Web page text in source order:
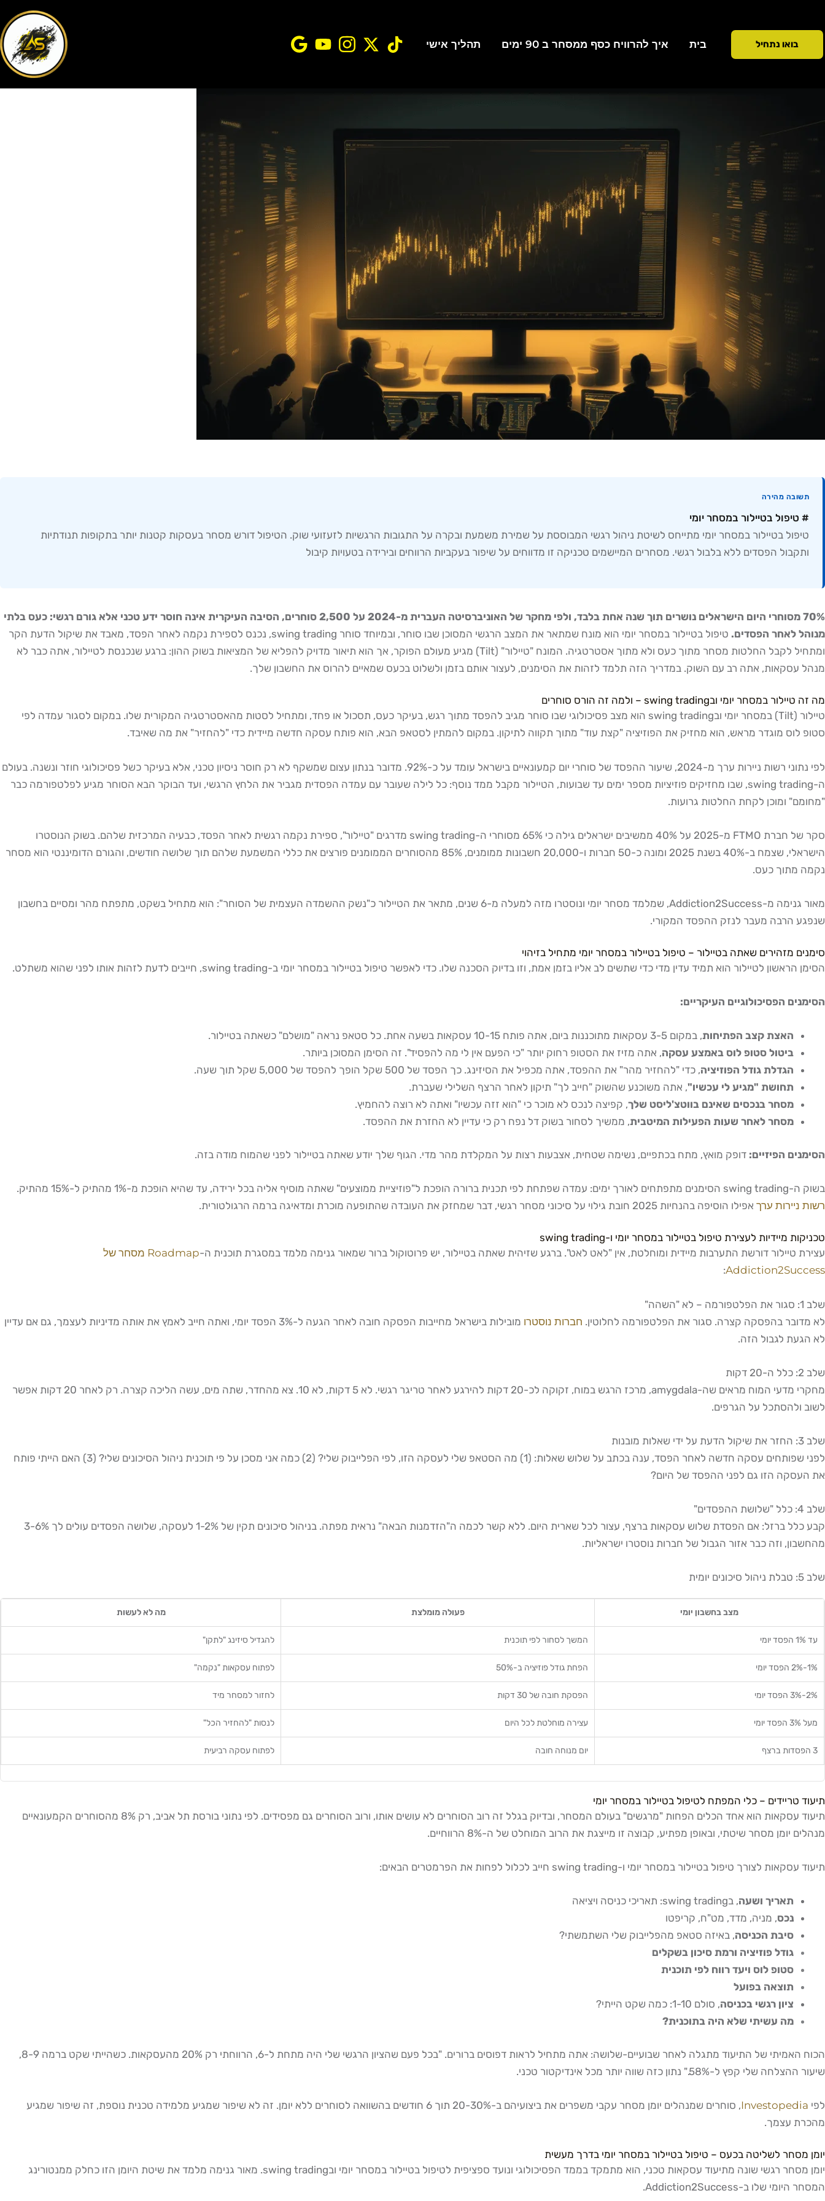
בואו נתחיל בית איך להרוויח כסף ממסחר ב 90 ימים
תהליך אישי
כתיבת תגובה /פסיכולוגיה
תשובה מהירה
# טיפול בטיילור במסחר יומי
טיפול בטיילור במסחר יומי מתייחס לשיטת ניהול רגשי המבוססת על שמירת משמעת ובקרה על התגובות הרגשיות לזעזועי שוק. הטיפול דורש מסחר בעסקות קטנות יותר בתקופות תנודתיות
ותקבול הפסדים ללא בלבול רגשי. מסחרים המיישמים טכניקה זו מדווחים על שיפור בעקביות הרווחים ובירידה בטעויות קיבול
70% מסוחרי היום הישראלים נושרים תוך שנה אחת בלבד, ולפי מחקר של האוניברסיטה העברית מ-2024 על 2,500 סוחרים, הסיבה העיקרית אינה חוסר ידע טכני אלא גורם רגשי: כעס בלתי
מנוהל לאחר הפסדים.
טיפול בטיילור במסחר יומי הוא מונח שמתאר את המצב הרגשי המסוכן שבו סוחר, ובמיוחד סוחר swing trading, נכנס לספירת נקמה לאחר הפסד, מאבד את שיקול הדעת הקר
ומתחיל לקבל החלטות מסחר מתוך כעס ולא מתוך אסטרטגיה. המונח "טיילור" (Tilt) מגיע מעולם הפוקר, אך הוא תיאור מדויק להפליא של המציאות בשוק ההון: ברגע שנכנסת לטיילור, אתה כבר לא
מנהל עסקאות, אתה רב עם השוק. במדריך הזה תלמד לזהות את הסימנים, לעצור אותם בזמן ולשלוט בכעס שמאיים להרוס את החשבון שלך.
מה זה טיילור במסחר יומי ובswing trading – ולמה זה הורס סוחרים
טיילור (Tilt) במסחר יומי ובswing trading הוא מצב פסיכולוגי שבו סוחר מגיב להפסד מתוך רגש, בעיקר כעס, תסכול או פחד, ומתחיל לסטות מהאסטרטגיה המקורית שלו. במקום לסגור עמדה לפי
סטופ לוס מוגדר מראש, הוא מחזיק את הפוזיציה "קצת עוד" מתוך תקווה לתיקון. במקום להמתין לסטאפ הבא, הוא פותח עסקה חדשה מיידית כדי "להחזיר" את מה שאיבד.
לפי נתוני רשות ניירות ערך מ-2024, שיעור ההפסד של סוחרי יום קמעונאיים בישראל עומד על כ-92%. מדובר בנתון עצום שמשקף לא רק חוסר ניסיון טכני, אלא בעיקר כשל פסיכולוגי חוזר ונשנה. בעולם
ה-swing trading, שבו מחזיקים פוזיציות מספר ימים עד שבועות, הטיילור מקבל ממד נוסף: כל לילה שעובר עם עמדה הפסדית מגביר את הלחץ הרגשי, ועד הבוקר הבא הסוחר מגיע לפלטפורמה כבר
"מחומם" ומוכן לקחת החלטות גרועות.
סקר של חברת FTMO מ-2025 על 40% ממשיבים ישראלים גילה כי 65% מסוחרי ה-swing trading מדרגים "טיילור", ספירת נקמה רגשית לאחר הפסד, כבעיה המרכזית שלהם. בשוק הנוסטרו
הישראלי, שצמח ב-40% בשנת 2025 ומונה כ-50 חברות ו-20,000 חשבונות ממומנים, 85% מהסוחרים הממומנים פורצים את כללי המשמעת שלהם תוך שלושה חודשים, והגורם הדומיננטי הוא מסחר
נקמה מתוך כעס.
מאור גנימה מ-Addiction2Success, שמלמד מסחר יומי ונוסטרו מזה למעלה מ-6 שנים, מתאר את הטיילור כ"נשק ההשמדה העצמית של הסוחר": הוא מתחיל בשקט, מתפתח מהר ומסיים בחשבון
שנפגע הרבה מעבר לנזק ההפסד המקורי.
סימנים מזהירים שאתה בטיילור – טיפול בטיילור במסחר יומי מתחיל בזיהוי
הסימן הראשון לטיילור הוא תמיד עדין מדי כדי שתשים לב אליו בזמן אמת, וזו בדיוק הסכנה שלו. כדי לאפשר טיפול בטיילור במסחר יומי ב-swing trading, חייבים לדעת לזהות אותו לפני שהוא משתלט.
הסימנים הפסיכולוגיים העיקריים:
האצת קצב הפתיחות, במקום 3-5 עסקאות מתוכננות ביום, אתה פותח 10-15 עסקאות בשעה אחת. כל סטאפ נראה "מושלם" כשאתה בטיילור.
ביטול סטופ לוס באמצע עסקה, אתה מזיז את הסטופ רחוק יותר "כי הפעם אין לי מה להפסיד". זה הסימן המסוכן ביותר.
הגדלת גודל הפוזיציה, כדי "להחזיר מהר" את ההפסד, אתה מכפיל את הסיזינג. כך הפסד של 500 שקל הופך להפסד של 5,000 שקל תוך שעה.
תחושת "מגיע לי עכשיו", אתה משוכנע שהשוק "חייב לך" תיקון לאחר הרצף השלילי שעברת.
מסחר בנכסים שאינם בווטצ'ליסט שלך, קפיצה לנכס לא מוכר כי "הוא זזה עכשיו" ואתה לא רוצה להחמיץ.
מסחר לאחר שעות הפעילות המיטבית, ממשיך לסחור בשוק דל נפח רק כי עדיין לא החזרת את ההפסד.
הסימנים הפיזיים: דופק מואץ, מתח בכתפיים, נשימה שטחית, אצבעות רצות על המקלדת מהר מדי. הגוף שלך יודע שאתה בטיילור לפני שהמוח מודה בזה.
בשוק ה-swing trading הסימנים מתפתחים לאורך ימים: עמדה שפתחת לפי תכנית ברורה הופכת ל"פוזיציית ממוצעים" שאתה מוסיף אליה בכל ירידה, עד שהיא הופכת מ-1% מהתיק ל-15% מהתיק.
רשות ניירות ערך אפילו הוסיפה בהנחיות 2025 חובת גילוי על סיכוני מסחר רגשי, דבר שמחזק את העובדה שהתופעה מוכרת ומדאיגה ברמה הרגולטורית.
טכניקות מיידיות לעצירת טיפול בטיילור במסחר יומי ו-swing trading
עצירת טיילור דורשת התערבות מיידית ומוחלטת, אין "לאט לאט". ברגע שזיהית שאתה בטיילור, יש פרוטוקול ברור שמאור גנימה מלמד במסגרת תוכנית ה-
Roadmap מסחר של
Addiction2Success
:
שלב 1: סגור את הפלטפורמה – לא "השהה"
לא מדובר בהפסקה קצרה. סגור את הפלטפורמה לחלוטין. חברות נוסטרו
מובילות בישראל מחייבות הפסקה חובה לאחר הגעה ל-3% הפסד יומי, ואתה חייב לאמץ את אותה מדיניות לעצמך, גם אם עדיין
לא הגעת לגבול הזה.
שלב 2: כלל ה-20 דקות
מחקרי מדעי המוח מראים שה-amygdala, מרכז הרגש במוח, זקוקה לכ-20 דקות להירגע לאחר טריגר רגשי. לא 5 דקות, לא 10. צא מהחדר, שתה מים, עשה הליכה קצרה. רק לאחר 20 דקות אפשר
לשוב ולהסתכל על הגרפים.
שלב 3: החזר את שיקול הדעת על ידי שאלות מובנות
לפני שפותחים עסקה חדשה לאחר הפסד, ענה בכתב על שלוש שאלות: (1) מה הסטאפ שלי לעסקה הזו, לפי הפלייבוק שלי? (2) כמה אני מסכן על פי תוכנית ניהול הסיכונים שלי? (3) האם הייתי פותח
את העסקה הזו גם לפני ההפסד של היום?
שלב 4: כלל "שלושת ההפסדים"
קבע כלל ברזל: אם הפסדת שלוש עסקאות ברצף, עצור לכל שארית היום. ללא קשר לכמה ה"הזדמנות הבאה" נראית מפתה. בניהול סיכונים תקין של 1-2% לעסקה, שלושה הפסדים עולים לך 3-6%
מהחשבון, וזה כבר אזור הגבול של חברות נוסטרו ישראליות.
שלב 5: טבלת ניהול סיכונים יומית
מצב בחשבון יומי פעולה מומלצת מה לא לעשות
עד 1% הפסד יומי המשך לסחור לפי תוכנית להגדיל סיזינג "לתקן"
1%-2% הפסד יומי הפחת גודל פוזיציה ב-50% לפתוח עסקאות "נקמה"
2%-3% הפסד יומי הפסקת חובה של 30 דקות לחזור למסחר מיד
מעל 3% הפסד יומי עצירה מוחלטת לכל היום לנסות "להחזיר הכל"
3 הפסדות ברצף יום מנוחה חובה לפתוח עסקה רביעית
תיעוד טריידים – כלי המפתח לטיפול בטיילור במסחר יומי
תיעוד עסקאות הוא אחד הכלים הפחות "מרגשים" בעולם המסחר, ובדיוק בגלל זה רוב הסוחרים לא עושים אותו, ורוב הסוחרים גם מפסידים. לפי נתוני בורסת תל אביב, רק 8% מהסוחרים הקמעונאיים
מנהלים יומן מסחר שיטתי, ובאופן מפתיע, קבוצה זו מייצגת את הרוב המוחלט של ה-8% הרווחיים.
תיעוד עסקאות לצורך טיפול בטיילור במסחר יומי ו-swing trading חייב לכלול לפחות את הפרמטרים הבאים:
תאריך ושעה, בswing trading: תאריכי כניסה ויציאה
נכס, מניה, מדד, מט"ח, קריפטו
סיבת הכניסה, באיזה סטאפ מהפלייבוק שלי השתמשתי?
גודל פוזיציה ורמת סיכון בשקלים
סטופ לוס ויעד רווח לפי תוכנית
תוצאה בפועל
ציון רגשי בכניסה, סולם 1-10: כמה שקט הייתי?
מה עשיתי שלא היה בתוכנית?
הכוח האמיתי של התיעוד מתגלה לאחר שבועיים-שלושה: אתה מתחיל לראות דפוסים ברורים. "בכל פעם שהציון הרגשי שלי היה מתחת ל-6, הרווחתי רק 20% מהעסקאות. כשהייתי שקט ברמה 8-9,
שיעור ההצלחה שלי קפץ ל-58%." נתון כזה שווה יותר מכל אינדיקטור טכני.
לפי Investopedia
, סוחרים שמנהלים יומן מסחר עקבי משפרים את ביצועיהם ב-20-30% תוך 6 חודשים בהשוואה לסוחרים ללא יומן. זה לא שיפור שמגיע מלמידה טכנית נוספת, זה שיפור שמגיע
מהכרת עצמך.
יומן מסחר לשליטה בכעס – טיפול בטיילור במסחר יומי בדרך מעשית
יומן מסחר רגשי שונה מתיעוד עסקאות טכני, הוא מתמקד בממד הפסיכולוגי ונועד ספציפית לטיפול בטיילור במסחר יומי ובswing trading. מאור גנימה מלמד את שיטת היומן הזו כחלק ממנטורינג
המסחר היומי שלו ב-Addiction2Success.